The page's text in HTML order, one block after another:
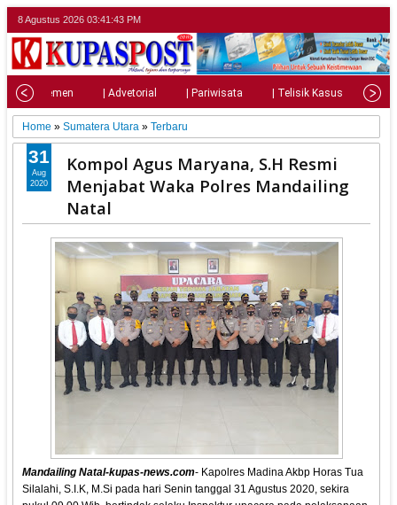
8 Agustus 2026 03:41:45 PM
| Parlemen | Advetorial | Pariwisata | Telisik Kasus |
Home »Sumatera Utara »Terbaru
Kompol Agus Maryana, S.H Resmi
Menjabat Waka Polres Mandailing
Natal
Mandailing Natal-kupas-news.com- Kapolres Madina Akbp Horas Tua
Silalahi, S.I.K, M.Si pada hari Senin tanggal 31 Agustus 2020, sekira
31
Aug
2020